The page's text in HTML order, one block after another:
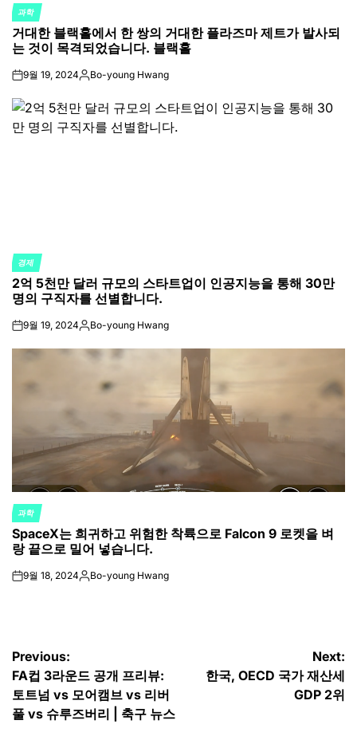
POSTED
IN
과학
거대한 블랙홀에서 한 쌍의 거대한 플라즈마 제트가 발사되
는 것이 목격되었습니다. 블랙홀
on9월 19, 2024Posted
Bo-young Hwang
POSTED
IN
경제
2억 5천만 달러 규모의 스타트업이 인공지능을 통해 30만
명의 구직자를 선별합니다.
on9월 19, 2024Posted
Bo-young Hwang
POSTED
IN
과학
SpaceX는 희귀하고 위험한 착륙으로 Falcon 9 로켓을 벼
랑 끝으로 밀어 넣습니다.
on9월 18, 2024Posted
Bo-young Hwang
글
탐
색
Previous:
FA컵 3라운드 공개 프리뷰:
토트넘 vs 모어캠브 vs 리버
풀 vs 슈루즈버리 | 축구 뉴스
Next:
한국, OECD 국가 재산세
GDP 2위